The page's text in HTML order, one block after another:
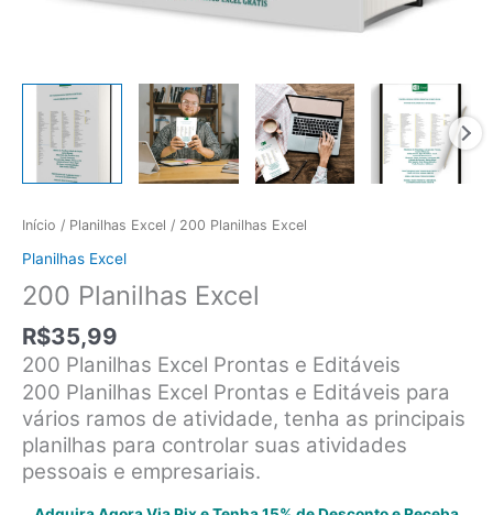
Início / Planilhas Excel / 200 Planilhas Excel
Planilhas Excel
200 Planilhas Excel
R$35,99
200 Planilhas Excel Prontas e Editáveis
200 Planilhas Excel Prontas e Editáveis para
vários ramos de atividade, tenha as principais
planilhas para controlar suas atividades
pessoais e empresariais.